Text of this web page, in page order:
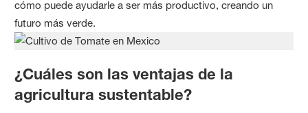
cómo puede ayudarle a ser más productivo, creando un
futuro más verde.
¿Cuáles son las ventajas de la
agricultura sustentable?